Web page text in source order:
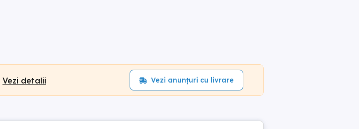
Vezi detalii Vezi anunțuri cu livrare